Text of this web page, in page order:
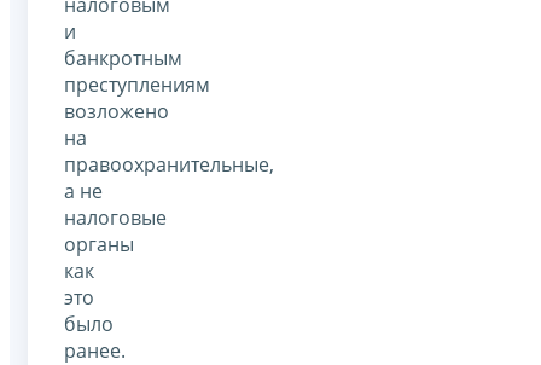
и
банкротным
преступлениям
возложено
на
правоохранительные,
а не
налоговые
органы
как
это
было
ранее.